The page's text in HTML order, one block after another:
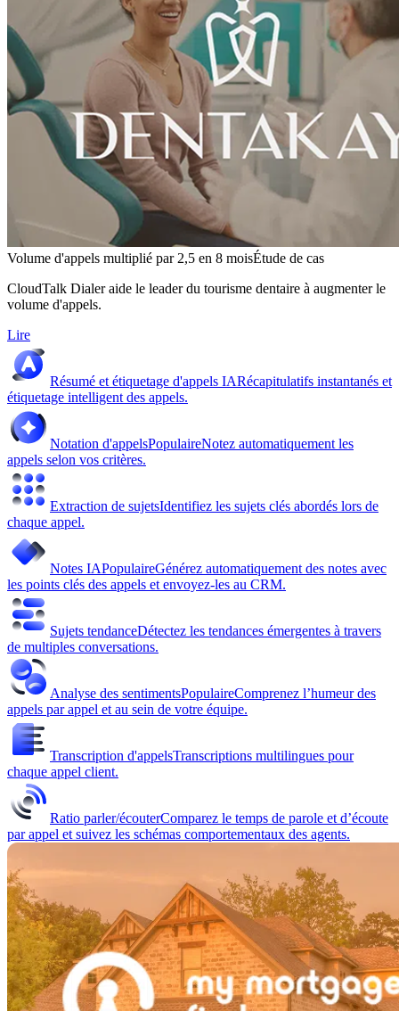
Volume d'appels multiplié par 2,5 en 8 moisÉtude de cas
CloudTalk Dialer aide le leader du tourisme dentaire à augmenter le
volume d'appels.
Lire
Résumé et étiquetage d'appels IARécapitulatifs instantanés et
étiquetage intelligent des appels.
Notation d'appelsPopulaireNotez automatiquement les
appels selon vos critères.
Extraction de sujetsIdentifiez les sujets clés abordés lors de
chaque appel.
Notes IAPopulaireGénérez automatiquement des notes avec
les points clés des appels et envoyez-les au CRM.
Sujets tendanceDétectez les tendances émergentes à travers
de multiples conversations.
Analyse des sentimentsPopulaireComprenez l’humeur des
appels par appel et au sein de votre équipe.
Transcription d'appelsTranscriptions multilingues pour
chaque appel client.
Ratio parler/écouterComparez le temps de parole et d’écoute
par appel et suivez les schémas comportementaux des agents.